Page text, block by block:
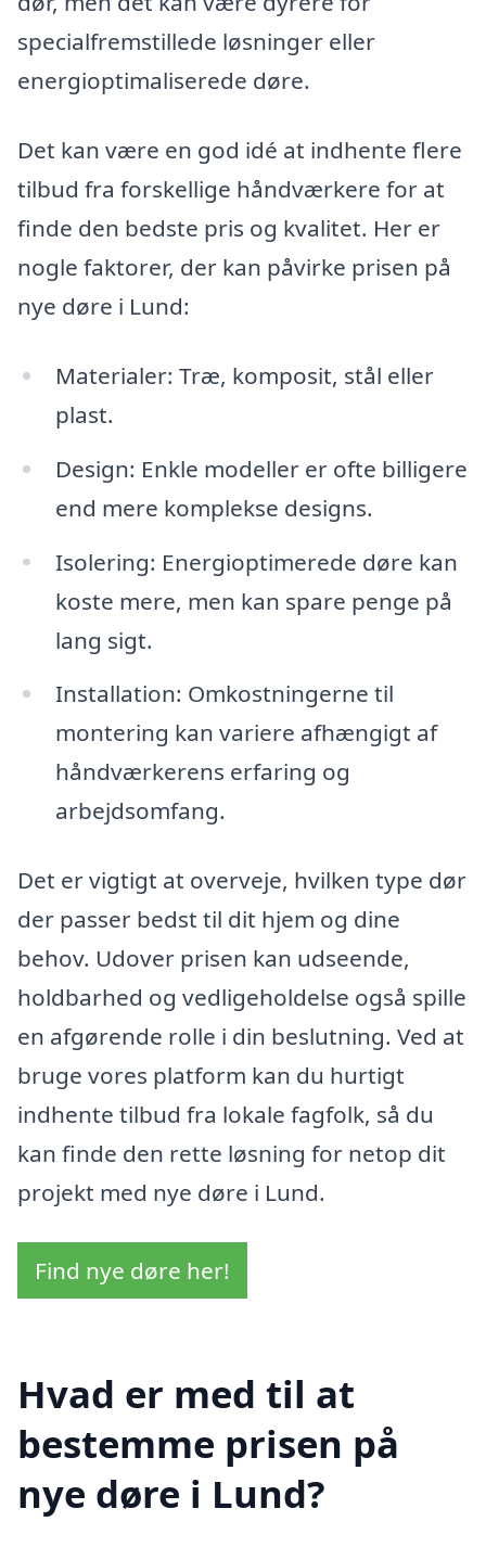
specialfremstillede løsninger eller
energioptimaliserede døre.
Det kan være en god idé at indhente flere
tilbud fra forskellige håndværkere for at
finde den bedste pris og kvalitet. Her er
nogle faktorer, der kan påvirke prisen på
nye døre i Lund:
Materialer: Træ, komposit, stål eller
plast.
Design: Enkle modeller er ofte billigere
end mere komplekse designs.
Isolering: Energioptimerede døre kan
koste mere, men kan spare penge på
lang sigt.
Installation: Omkostningerne til
montering kan variere afhængigt af
håndværkerens erfaring og
arbejdsomfang.
Det er vigtigt at overveje, hvilken type dør
der passer bedst til dit hjem og dine
behov. Udover prisen kan udseende,
holdbarhed og vedligeholdelse også spille
en afgørende rolle i din beslutning. Ved at
bruge vores platform kan du hurtigt
indhente tilbud fra lokale fagfolk, så du
kan finde den rette løsning for netop dit
projekt med nye døre i Lund.
Find nye døre her!
Hvad er med til at
bestemme prisen på
nye døre i Lund?